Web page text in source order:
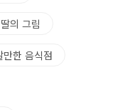
의 그림
만한 음식점